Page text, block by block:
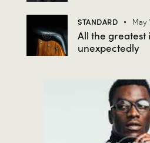
STANDARD May
All the greatest
unexpectedly